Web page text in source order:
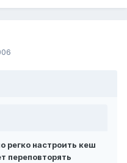
регко настроить кеш
переповторять